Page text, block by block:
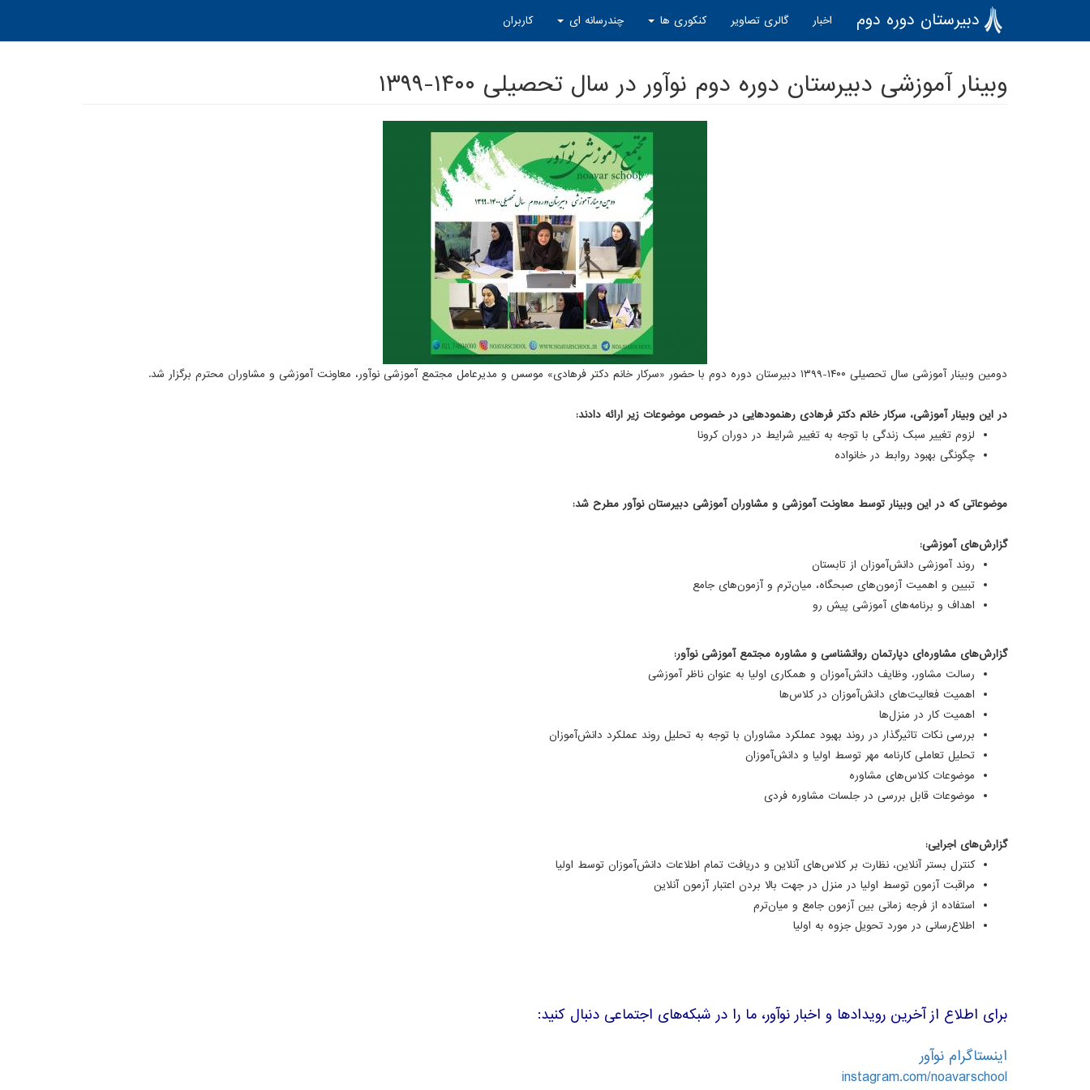
رفتن به محتوای اصلی
دبیرستان دوره دوم اخبار گالری تصاویر کنکوری ها چندرسانه ای کاربران
وبینار آموزشی دبیرستان دوره دوم نوآور در سال تحصیلی ۱۴۰۰-۱۳۹۹
دومین وبینار آموزشی سال تحصیلی ۱۴۰۰-۱۳۹۹ دبیرستان دوره دوم با حضور «سرکار خانم دکتر فرهادی» موسس و مدیرعامل مجتمع آموزشی نوآور، معاونت آموزشی و مشاوران محترم برگزار شد.
در این وبینار آموزشی، سرکار خانم دکتر فرهادی رهنمودهایی در خصوص موضوعات زیر ارائه دادند:
لزوم تغییر سبک زندگی با توجه به تغییر شرایط در دوران کرونا
چگونگی بهبود روابط در خانواده
موضوعاتی که در این وبینار توسط معاونت آموزشی و مشاوران آموزشی دبیرستان نوآور مطرح شد:
گزارش‌های آموزشی:
روند آموزشی دانش‌آموزان از تابستان
تبیین و اهمیت آزمون‌های صبحگاه، میان‌ترم و آزمون‌های جامع
اهداف و برنامه‌های آموزشی پیش رو
گزارش‌های مشاوره‌ای دپارتمان روانشناسی و مشاوره مجتمع آموزشی نوآور:
رسالت مشاور، وظایف دانش‌آموزان و همکاری اولیا به عنوان ناظر آموزشی
اهمیت فعالیت‌های دانش‌آموزان در کلاس‌ها
اهمیت کار در منزل‌ها
بررسی نکات تاثیرگذار در روند بهبود عملکرد مشاوران با توجه به تحلیل روند عملکرد دانش‌آموزان
تحلیل تعاملی کارنامه مهر توسط اولیا و دانش‌آموزان
موضوعات کلاس‌های مشاوره
موضوعات قابل بررسی در جلسات مشاوره فردی
گزارش‌های اجرایی:
کنترل بستر آنلاین، نظارت بر کلاس‌های آنلاین و دریافت تمام اطلاعات دانش‌آموزان توسط اولیا
مراقبت آزمون توسط اولیا در منزل در جهت بالا بردن اعتبار آزمون آنلاین
استفاده از فرجه زمانی بین آزمون جامع و میان‌ترم
اطلاع‌رسانی در مورد تحویل جزوه به اولیا
برای اطلاع از آخرین رویدادها و اخبار نوآور، ما را در شبکه‌های اجتماعی دنبال کنید:
اینستاگرام نوآور
instagram.com/noavarschool